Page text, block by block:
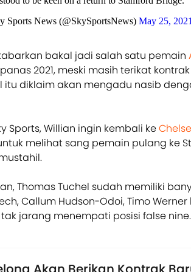
Sports News (@SkySportsNews) May 25, 2021
bakal jadi salah satu pemain
2021, meski masih terikat
itu diklaim akan mengadu nasib
Sports, Willian ingin kembali ke
melihat sang pemain pulang ke
Thomas Tuchel sudah memiliki
Callum Hudson-Odoi, Timo
jarang menempati posisi false nine.